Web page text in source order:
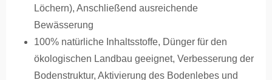
Löchern), Anschließend ausreichende
Bewässerung
100% natürliche Inhaltsstoffe, Dünger für den
ökologischen Landbau geeignet, Verbesserung der
Bodenstruktur, Aktivierung des Bodenlebes und